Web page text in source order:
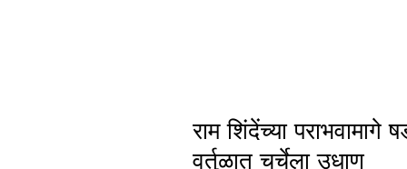
राम शिंदेंच्या
वर्तुळात चर्चेला उधाण
शिंदेंच्या
पराभवामागे